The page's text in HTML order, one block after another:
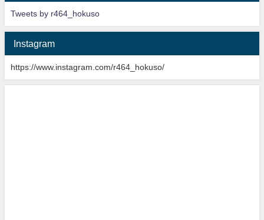
Tweets by r464_hokuso
Instagram
https://www.instagram.com/r464_hokuso/